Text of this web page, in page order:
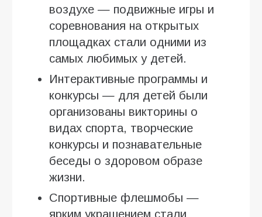
воздухе — подвижные игры и
соревнования на открытых
площадках стали одними из
самых любимых у детей.
Интерактивные программы и
конкурсы — для детей были
организованы викторины о
видах спорта, творческие
конкурсы и познавательные
беседы о здоровом образе
жизни.
Спортивные флешмобы —
ярким украшением стали